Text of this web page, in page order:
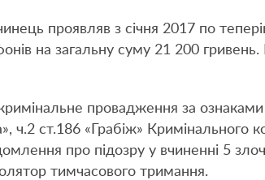
проявляв з січня 2017 по
на загальну суму 21 200
кримінальне провадження за
ч.2 ст.186 «Грабіж» Кримінального
про підозру у вчиненні 5
тимчасового тримання.